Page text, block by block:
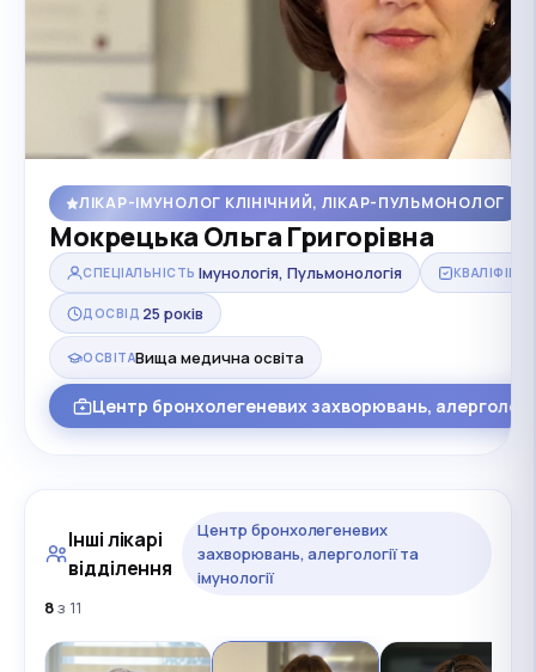
ЛІКАР-ІМУНОЛОГ КЛІНІЧНИЙ, ЛІКАР-ПУЛЬМОНОЛОГ
Мокрецька Ольга Григорівна
СПЕЦІАЛЬНІСТЬ Імунологія, Пульмонологія
ДОСВІД 25 років
ОСВІТАВища медична освіта
Центр бронхолегеневих захворювань, алергології
Інші лікарі
відділення
Центр бронхолегеневих
захворювань, алергології та
імунології
8з 11